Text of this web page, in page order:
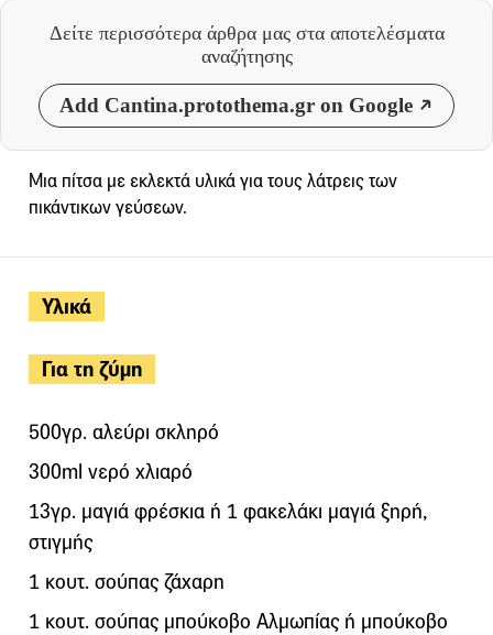
Δείτε περισσότερα άρθρα μας στα αποτελέσματα
αναζήτησης
Add Cantina.protothema.gr on Google
Υλικά
Για τη ζύμη
500γρ. αλεύρι σκληρό
300ml νερό χλιαρό
13γρ. μαγιά φρέσκια ή 1 φακελάκι μαγιά ξηρή,
στιγμής
1 κουτ. σούπας ζάχαρη
1 κουτ. σούπας μπούκοβο Αλμωπίας ή μπούκοβο
Μια πίτσα με εκλεκτά υλικά για τους λάτρεις των
πικάντικων γεύσεων.